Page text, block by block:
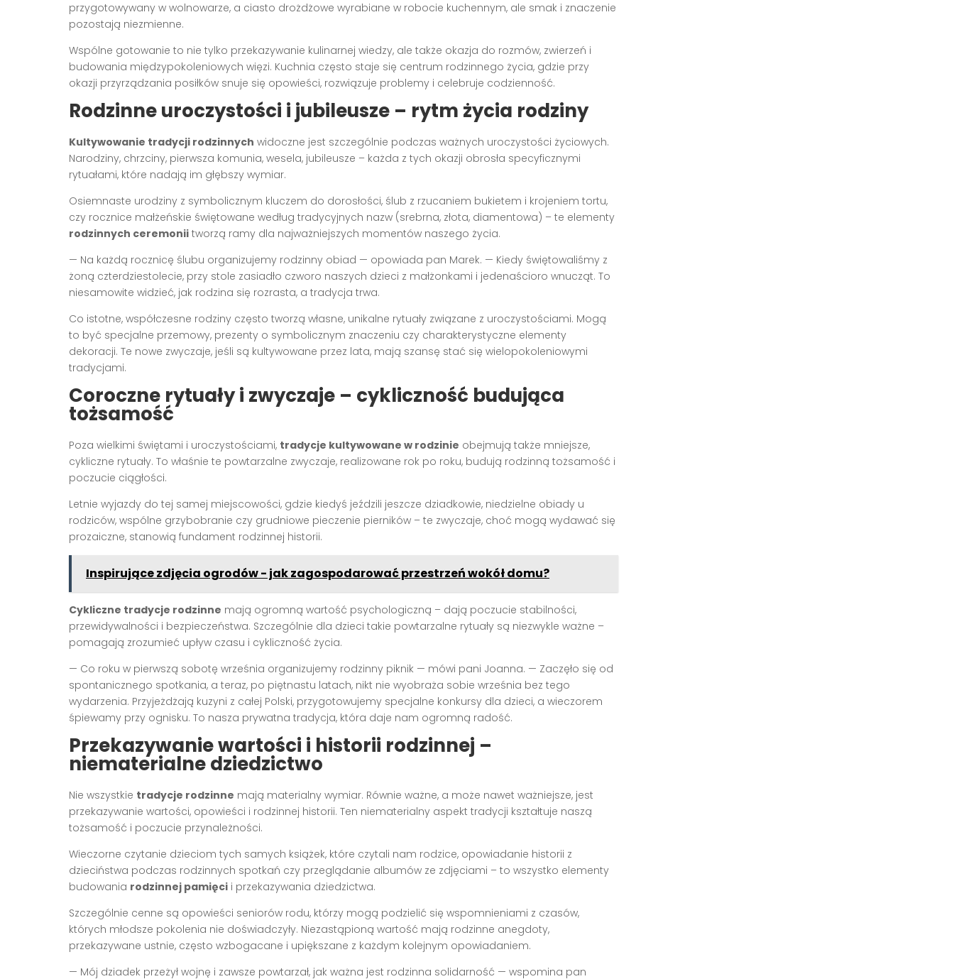
przygotowywany w wolnowarze, a ciasto drożdżowe wyrabiane w robocie kuchennym, ale smak i znaczenie
pozostają niezmienne.
Wspólne gotowanie to nie tylko przekazywanie kulinarnej wiedzy, ale także okazja do rozmów, zwierzeń i
budowania międzypokoleniowych więzi. Kuchnia często staje się centrum rodzinnego życia, gdzie przy
okazji przyrządzania posiłków snuje się opowieści, rozwiązuje problemy i celebruje codzienność.
Rodzinne uroczystości i jubileusze – rytm życia rodziny
Kultywowanie tradycji rodzinnych widoczne jest szczególnie podczas ważnych uroczystości życiowych.
Narodziny, chrzciny, pierwsza komunia, wesela, jubileusze – każda z tych okazji obrosła specyficznymi
rytuałami, które nadają im głębszy wymiar.
Osiemnaste urodziny z symbolicznym kluczem do dorosłości, ślub z rzucaniem bukietem i krojeniem tortu,
czy rocznice małżeńskie świętowane według tradycyjnych nazw (srebrna, złota, diamentowa) – te elementy
rodzinnych ceremonii tworzą ramy dla najważniejszych momentów naszego życia.
— Na każdą rocznicę ślubu organizujemy rodzinny obiad — opowiada pan Marek. — Kiedy świętowaliśmy z
żoną czterdziestolecie, przy stole zasiadło czworo naszych dzieci z małżonkami i jedenaścioro wnucząt. To
niesamowite widzieć, jak rodzina się rozrasta, a tradycja trwa.
Co istotne, współczesne rodziny często tworzą własne, unikalne rytuały związane z uroczystościami. Mogą
to być specjalne przemowy, prezenty o symbolicznym znaczeniu czy charakterystyczne elementy
dekoracji. Te nowe zwyczaje, jeśli są kultywowane przez lata, mają szansę stać się wielopokoleniowymi
tradycjami.
Coroczne rytuały i zwyczaje – cykliczność budująca
tożsamość
Poza wielkimi świętami i uroczystościami, tradycje kultywowane w rodzinie obejmują także mniejsze,
cykliczne rytuały. To właśnie te powtarzalne zwyczaje, realizowane rok po roku, budują rodzinną tożsamość i
poczucie ciągłości.
Letnie wyjazdy do tej samej miejscowości, gdzie kiedyś jeździli jeszcze dziadkowie, niedzielne obiady u
rodziców, wspólne grzybobranie czy grudniowe pieczenie pierników – te zwyczaje, choć mogą wydawać się
prozaiczne, stanowią fundament rodzinnej historii.
Inspirujące zdjęcia ogrodów - jak zagospodarować przestrzeń wokół domu?
Cykliczne tradycje rodzinne mają ogromną wartość psychologiczną – dają poczucie stabilności,
przewidywalności i bezpieczeństwa. Szczególnie dla dzieci takie powtarzalne rytuały są niezwykle ważne –
pomagają zrozumieć upływ czasu i cykliczność życia.
— Co roku w pierwszą sobotę września organizujemy rodzinny piknik — mówi pani Joanna. — Zaczęło się od
spontanicznego spotkania, a teraz, po piętnastu latach, nikt nie wyobraża sobie września bez tego
wydarzenia. Przyjeżdżają kuzyni z całej Polski, przygotowujemy specjalne konkursy dla dzieci, a wieczorem
śpiewamy przy ognisku. To nasza prywatna tradycja, która daje nam ogromną radość.
Przekazywanie wartości i historii rodzinnej –
niematerialne dziedzictwo
Nie wszystkie tradycje rodzinne mają materialny wymiar. Równie ważne, a może nawet ważniejsze, jest
przekazywanie wartości, opowieści i rodzinnej historii. Ten niematerialny aspekt tradycji kształtuje naszą
tożsamość i poczucie przynależności.
Wieczorne czytanie dzieciom tych samych książek, które czytali nam rodzice, opowiadanie historii z
dzieciństwa podczas rodzinnych spotkań czy przeglądanie albumów ze zdjęciami – to wszystko elementy
budowania rodzinnej pamięci i przekazywania dziedzictwa.
Szczególnie cenne są opowieści seniorów rodu, którzy mogą podzielić się wspomnieniami z czasów,
których młodsze pokolenia nie doświadczyły. Niezastąpioną wartość mają rodzinne anegdoty,
przekazywane ustnie, często wzbogacane i upiększane z każdym kolejnym opowiadaniem.
— Mój dziadek przeżył wojnę i zawsze powtarzał, jak ważna jest rodzinna solidarność — wspomina pan